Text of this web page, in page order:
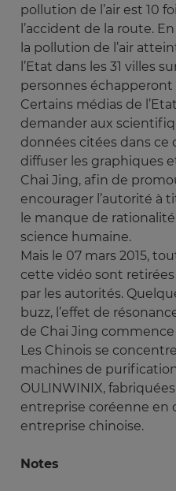
pollution de l’air est 10
l’accident de la route.
la pollution de l’air
l’Etat dans les 31 villes
personnes
Certains médias de
demander aux
données citées dans ce
diffuser les graphiques
Chai Jing, afin de
encourager l’autorité à
le manque de
science humaine.
Mais le 07 mars 2015,
cette vidéo sont
par les autorités.
buzz, l’effet de
de Chai Jing commence
Les Chinois se
machines de
OULINWINIX,
entreprise coréenne en
entreprise chinoise.
Notes